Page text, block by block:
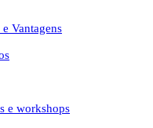
Vantagens
e workshops